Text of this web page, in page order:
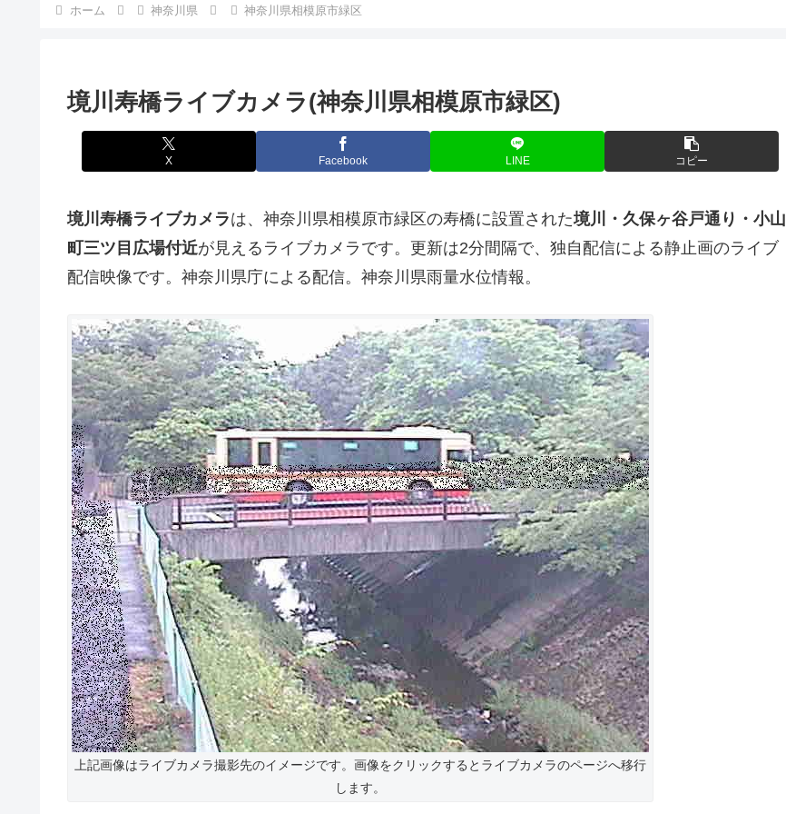
ホーム 神奈川県 神奈川県相模原市緑区
境川寿橋ライブカメラ(神奈川県相模原市緑区)
X Facebook LINE コピー
境川寿橋ライブカメラは、神奈川県相模原市緑区の寿橋に設置された境川・久保ヶ谷戸通り・小山
町三ツ目広場付近が見えるライブカメラです。更新は2分間隔で、独自配信による静止画のライブ
配信映像です。神奈川県庁による配信。神奈川県雨量水位情報。
上記画像はライブカメラ撮影先のイメージです。画像をクリックするとライブカメラのページへ移行
します。